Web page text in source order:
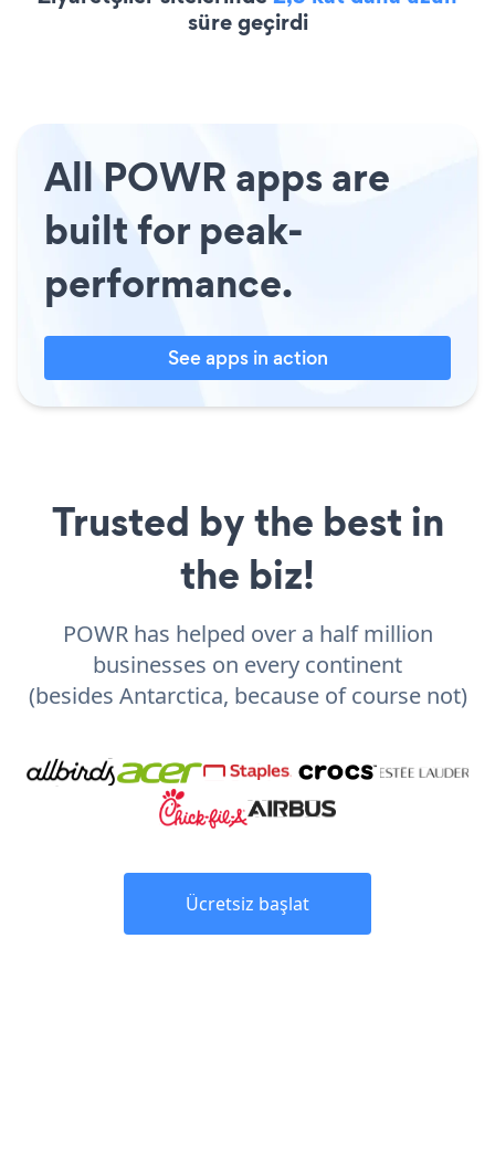
süre geçirdi
All POWR apps are
built for peak-
performance.
See apps in action
Trusted by the best in
the biz!
POWR has helped over a half million
businesses on every continent
(besides Antarctica, because of course not)
Ücretsiz başlat